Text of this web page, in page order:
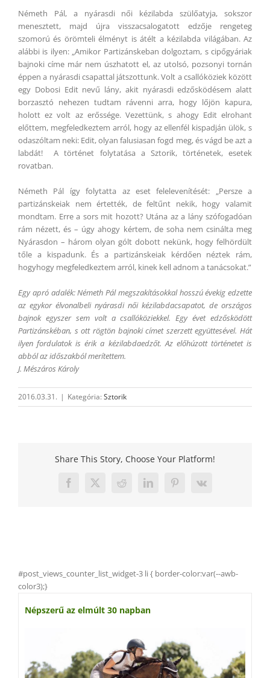
Németh Pál, a nyárasdi női kézilabda szülőatyja, sokszor
menesztett, majd újra visszacsalogatott edzője rengeteg
szomorú és örömteli élményt is átélt a kézilabda világában. Az
alábbi is ilyen: „Amikor Partizánskeban dolgoztam, s cipőgyáriak
bajnoki címe már nem úszhatott el, az utolsó, pozsonyi tornán
éppen a nyárasdi csapattal játszottunk. Volt a csallóköziek között
egy Dobosi Edit nevű lány, akit nyárasdi edzősködésem alatt
borzasztó nehezen tudtam rávenni arra, hogy lőjön kapura,
holott ez volt az erőssége. Vezettünk, s ahogy Edit elrohant
előttem, megfeledkeztem arról, hogy az ellenfél kispadján ülök, s
odaszóltam neki: Edit, olyan falusiasan fogd meg, és vágd be azt a
labdát! A történet folytatása a Sztorik, történetek, esetek
rovatban.
Németh Pál így folytatta az eset felelevenítését: „Persze a
partizánskeiak nem értették, de feltűnt nekik, hogy valamit
mondtam. Erre a sors mit hozott? Utána az a lány szófogadóan
rám nézett, és – úgy ahogy kértem, de soha nem csinálta meg
Nyárasdon – három olyan gólt dobott nekünk, hogy felhördült
tőle a kispadunk. És a partizánskeiak kérdően néztek rám,
hogyhogy megfeledkeztem arról, kinek kell adnom a tanácsokat.”
Egy apró adalék: Németh Pál megszakításokkal hosszú évekig edzette
az egykor élvonalbeli nyárasdi női kézilabdacsapatot, de országos
bajnok egyszer sem volt a csallóköziekkel. Egy évet edzősködött
Partizánskéban, s ott rögtön bajnoki címet szerzett együttesével. Hát
ilyen fordulatok is érik a kézilabdaedzőt. Az előhúzott történetet is
abból az időszakból merítettem.
J. Mészáros Károly
2016.03.31. | Kategória: Sztorik
Share This Story, Choose Your Platform!
Facebook
X RedditLinkedInPinterest
Vk
#post_views_counter_list_widget-3 li { border-color:var(--awb-
color3);}
Népszerű az elmúlt 30 napban